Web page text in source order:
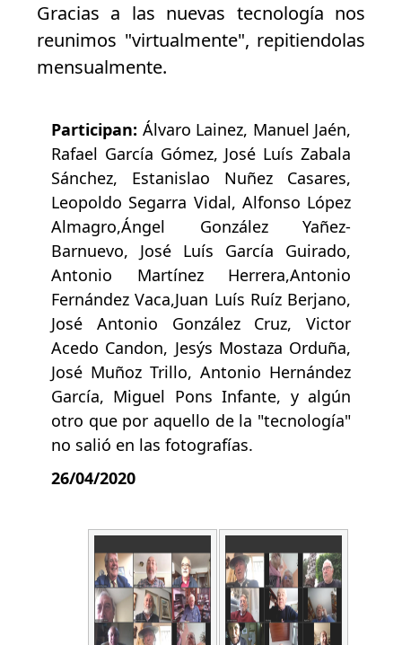
Gracias a las nuevas tecnología nos
reunimos "virtualmente", repitiendolas
mensualmente.
Participan: Álvaro Lainez, Manuel Jaén,
Rafael García Gómez, José Luís Zabala
Sánchez, Estanislao Nuñez Casares,
Leopoldo Segarra Vidal, Alfonso López
Almagro,Ángel González Yañez-
Barnuevo, José Luís García Guirado,
Antonio Martínez Herrera,Antonio
Fernández Vaca,Juan Luís Ruíz Berjano,
José Antonio González Cruz, Victor
Acedo Candon, Jesýs Mostaza Orduña,
José Muñoz Trillo, Antonio Hernández
García, Miguel Pons Infante, y algún
otro que por aquello de la "tecnología"
no salió en las fotografías.
26/04/2020